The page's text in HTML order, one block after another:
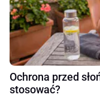
Ochrona przed
stosować?